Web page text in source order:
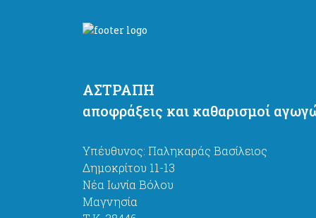
ΑΣΤΡΑΠΗ
αποφράξεις και καθαρισμοί
Υπέυθυνος: Παληκαράς Βασίλειος
Δημοκρίτου 11-13
Νέα Ιωνία Βόλου
Μαγνησία